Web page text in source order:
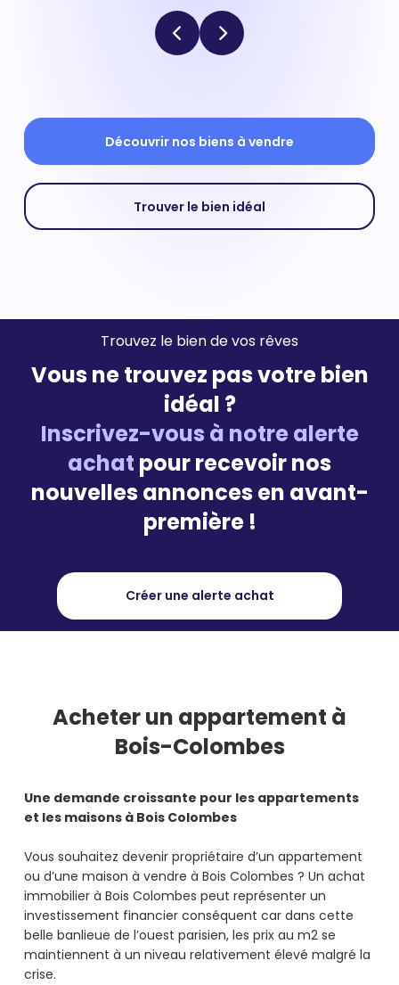
Découvrir nos biens à vendre
Trouver le bien idéal
Trouvez le bien de vos rêves
Vous ne trouvez pas votre bien
idéal ?
Inscrivez-vous à notre alerte
achat pour recevoir nos
nouvelles annonces en avant-
première !
Créer une alerte achat
Acheterun appartement à
Bois-Colombes
Une demande croissante pour les appartements
et les maisons à Bois Colombes
Vous souhaitez devenir propriétaire d’un appartement
ou d’une maison à vendre à Bois Colombes ? Un achat
immobilier à Bois Colombes peut représenter un
investissement financier conséquent car dans cette
belle banlieue de l’ouest parisien, les prix au m2 se
maintiennent à un niveau relativement élevé malgré la
crise.